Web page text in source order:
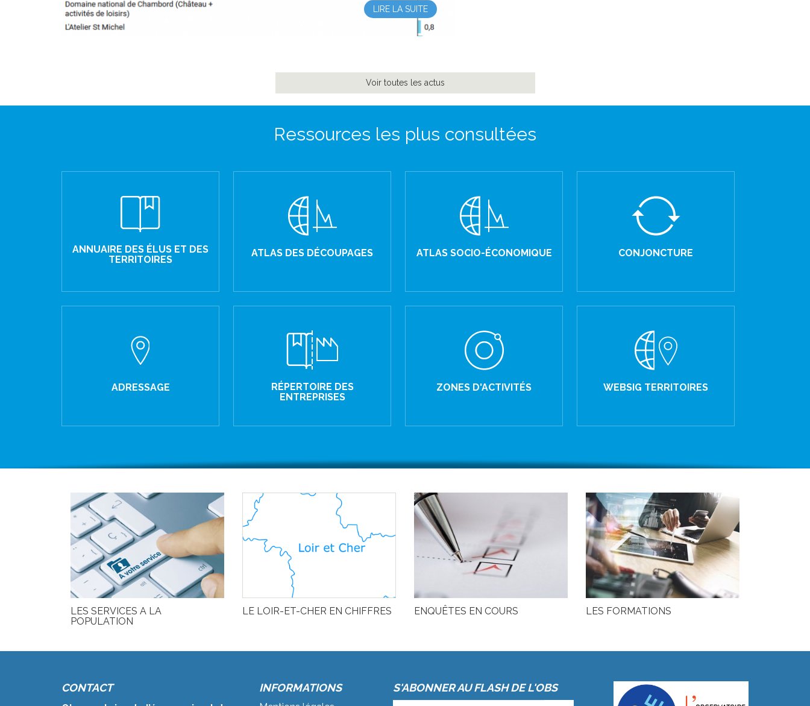
LIRE LA SUITE
Voir toutes les actus
Ressources les plus consultées
ANNUAIRE DES ÉLUS ET DES
TERRITOIRES
ATLAS DES DÉCOUPAGES ATLAS SOCIO-ÉCONOMIQUE CONJONCTURE
ADRESSAGE
RÉPERTOIRE DES
ENTREPRISES
ZONES D'ACTIVITÉS WEBSIG TERRITOIRES
LES SERVICES A LA
POPULATION
LE LOIR-ET-CHER EN CHIFFRES ENQUÊTES EN COURS LES FORMATIONS
CONTACT INFORMATIONS S'ABONNER AU FLASH DE L'OBS